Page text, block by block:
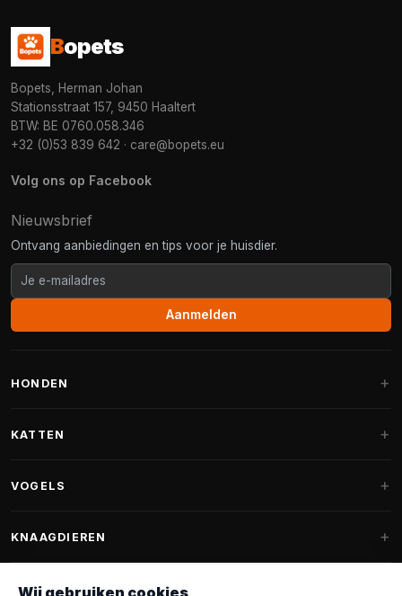
Bopets
Bopets, Herman Johan
Stationsstraat 157, 9450 Haaltert
BTW: BE 0760.058.346
+32 (0)53 839 642 · care@bopets.eu
Volg ons op Facebook
Nieuwsbrief
Ontvang aanbiedingen en tips voor je huisdier.
Aanmelden
HONDEN
Fantail hondenmanden
Hondenspeelgoed
KATTEN
Krabpalen voor Maine Coon
VOGELS
Vogelvoer binnenvogels
KNAAGDIEREN
Wij gebruiken cookies